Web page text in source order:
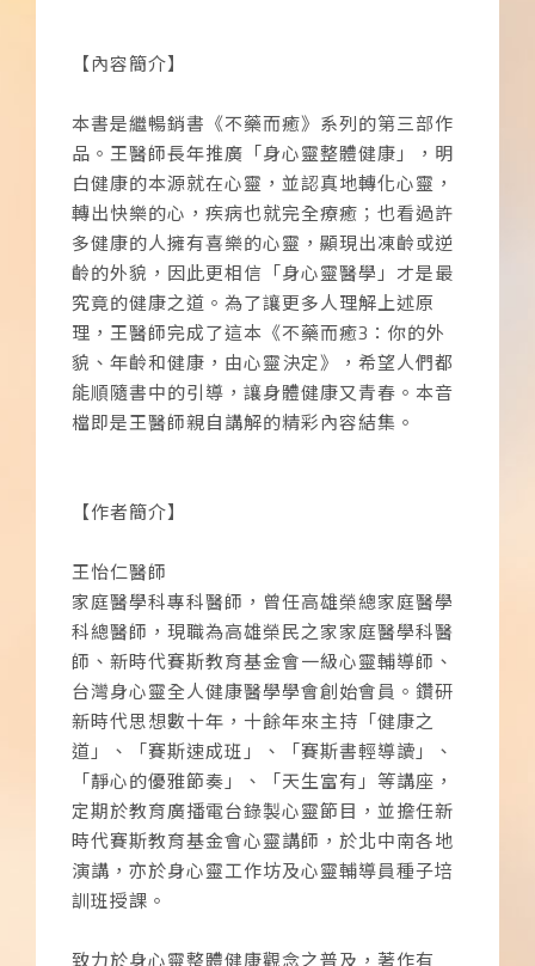
【內容簡介】
本書是繼暢銷書《不藥而癒》系列的第三部作
品。王醫師長年推廣「身心靈整體健康」，明
白健康的本源就在心靈，並認真地轉化心靈，
轉出快樂的心，疾病也就完全療癒；也看過許
多健康的人擁有喜樂的心靈，顯現出凍齡或逆
齡的外貌，因此更相信「身心靈醫學」才是最
究竟的健康之道。為了讓更多人理解上述原
理，王醫師完成了這本《不藥而癒3：你的外
貌、年齡和健康，由心靈決定》，希望人們都
能順隨書中的引導，讓身體健康又青春。本音
檔即是王醫師親自講解的精彩內容結集。
【作者簡介】
王怡仁醫師
家庭醫學科專科醫師，曾任高雄榮總家庭醫學
科總醫師，現職為高雄榮民之家家庭醫學科醫
師、新時代賽斯教育基金會一級心靈輔導師、
台灣身心靈全人健康醫學學會創始會員。鑽研
新時代思想數十年，十餘年來主持「健康之
道」、「賽斯速成班」、「賽斯書輕導讀」、
「靜心的優雅節奏」、「天生富有」等講座，
定期於教育廣播電台錄製心靈節目，並擔任新
時代賽斯教育基金會心靈講師，於北中南各地
演講，亦於身心靈工作坊及心靈輔導員種子培
訓班授課。